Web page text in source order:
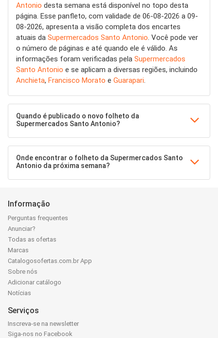
Antonio desta semana está disponível no topo desta
página. Esse panfleto, com validade de 06-08-2026 a 09-
08-2026, apresenta a visão completa dos encartes
atuais da Supermercados Santo Antonio. Você pode ver
o número de páginas e até quando ele é válido. As
informações foram verificadas pela Supermercados
Santo Antonio e se aplicam a diversas regiões, incluindo
Anchieta, Francisco Morato e Guarapari.
Quando é publicado o novo folheto da
Supermercados Santo Antonio?
Onde encontrar o folheto da Supermercados Santo
Antonio da próxima semana?
Informação
Perguntas frequentes
Anunciar?
Todas as ofertas
Marcas
Catalogosofertas.com.br App
Sobre nós
Adicionar catálogo
Notícias
Serviços
Inscreva-se na newsletter
Siga-nos no Facebook